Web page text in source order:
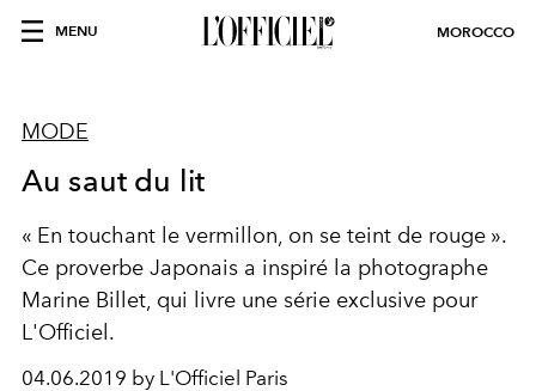
MENU MOROCCO
MODE
Au saut du lit
« En touchant le vermillon, on se teint de rouge ».
Ce proverbe Japonais a inspiré la photographe
Marine Billet, qui livre une série exclusive pour
L'Officiel.
04.06.2019 by L'Officiel Paris